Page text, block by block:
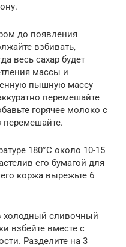
до появления
взбивать,
весь сахар будет
массы и
пышную массу
перемешайте
горячее молоко с
180°С около 10-15
его бумагой для
коржа вырежьте 6
холодный сливочный
взбейте вместе с
Разделите на 3